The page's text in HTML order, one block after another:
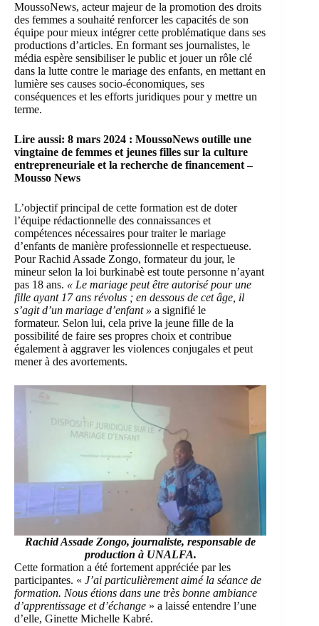
MoussoNews, acteur majeur de la promotion des droits
des femmes a souhaité renforcer les capacités de son
équipe pour mieux intégrer cette problématique dans ses
productions d’articles. En formant ses journalistes, le
média espère sensibiliser le public et jouer un rôle clé
dans la lutte contre le mariage des enfants, en mettant en
lumière ses causes socio-économiques, ses
conséquences et les efforts juridiques pour y mettre un
terme.
Lire aussi: 8 mars 2024 : MoussoNews outille une
vingtaine de femmes et jeunes filles sur la culture
entrepreneuriale et la recherche de financement –
Mousso News
L’objectif principal de cette formation est de doter
l’équipe rédactionnelle des connaissances et
compétences nécessaires pour traiter le mariage
d’enfants de manière professionnelle et respectueuse.
PourRachid Assade Zongo, formateur du jour, le
mineur selon la loi burkinabè est toute personne n’ayant
pas 18 ans. « Le mariage peut être autorisé pour une
fille ayant 17 ans révolus ; en dessous de cet âge, il
s’agit d’un mariage d’enfant » a signifié le
formateur. Selon lui, cela prive la jeune fille de la
possibilité de faire ses propres choix et contribue
également à aggraver les violences conjugales et peut
mener à des avortements.
Rachid Assade Zongo, journaliste, responsable de
production à UNALFA.
Cette formation a été fortement appréciée par les
participantes. « J’ai particulièrement aimé la séance de
formation. Nous étions dans une très bonne ambiance
d’apprentissage et d’échange » a laissé entendre l’une
d’elle, Ginette Michelle Kabré.